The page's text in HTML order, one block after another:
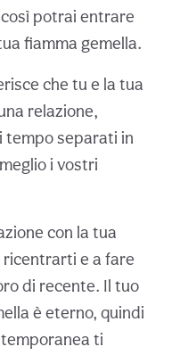
potrai entrare
fiamma gemella.
che tu e la tua
relazione,
tempo separati in
i vostri
con la tua
e a fare
di recente. Il tuo
è eterno, quindi
ti